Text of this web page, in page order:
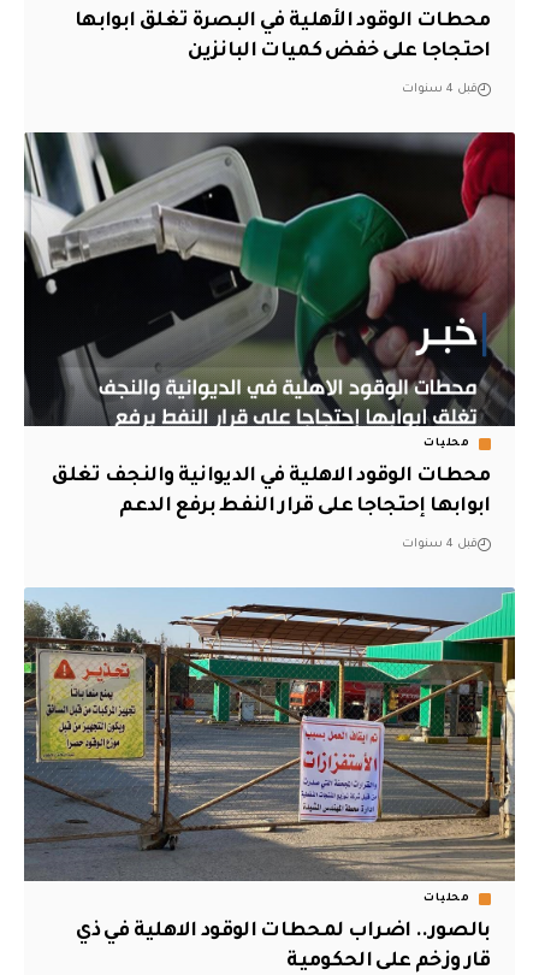
محطات الوقود الأهلية في البصرة تغلق ابوابها
احتجاجا على خفض كميات البانزين
قبل 4 سنوات
محليات
محطات الوقود الاهلية في الديوانية والنجف تغلق
ابوابها إحتجاجا على قرار النفط برفع الدعم
قبل 4 سنوات
محليات
بالصور.. اضراب لمحطات الوقود الاهلية في ذي
قار وزخم على الحكومية